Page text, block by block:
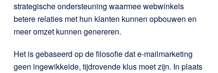
strategische ondersteuning waarmee webwinkels
betere relaties met hun klanten kunnen opbouwen en
meer omzet kunnen genereren.
Het is gebaseerd op de filosofie dat e-mailmarketing
geen ingewikkelde, tijdrovende klus moet zijn. In plaats